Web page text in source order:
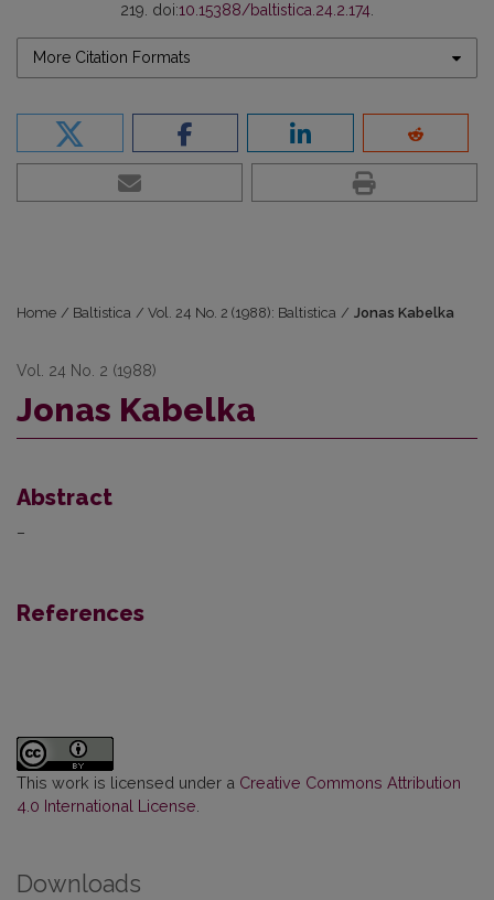
219. doi:10.15388/baltistica.24.2.174.
More Citation Formats
Home / Baltistica / Vol. 24 No. 2 (1988): Baltistica / Jonas Kabelka
Vol. 24 No. 2 (1988)
Jonas Kabelka
Abstract
–
References
This work is licensed under a Creative Commons Attribution
4.0 International License
Downloads